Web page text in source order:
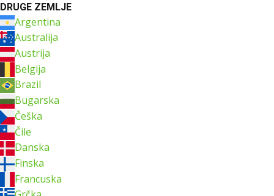
DRUGE ZEMLJE
Argentina
Australija
Austrija
Belgija
Brazil
Bugarska
Češka
Čile
Danska
Finska
Francuska